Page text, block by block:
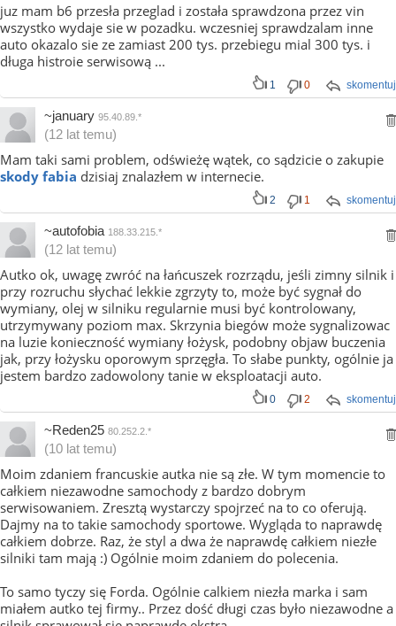
juz mam b6 przesła przeglad i została sprawdzona przez vin
wszystko wydaje sie w pozadku. wczesniej sprawdzalam inne
auto okazalo sie ze zamiast 200 tys. przebiegu mial 300 tys. i
długa histroie serwisową ...
skomentuj
1 0
~january 95.40.89.*
(12 lat temu)
Mam taki sami problem, odświeżę wątek, co sądzicie o zakupie
skody fabia dzisiaj znalazłem w internecie.
skomentuj
2 1
~autofobia 188.33.215.*
(12 lat temu)
Autko ok, uwagę zwróć na łańcuszek rozrządu, jeśli zimny silnik i
przy rozruchu słychać lekkie zgrzyty to, może być sygnał do
wymiany, olej w silniku regularnie musi być kontrolowany,
utrzymywany poziom max. Skrzynia biegów może sygnalizowac
na luzie konieczność wymiany łożysk, podobny objaw buczenia
jak, przy łożysku oporowym sprzęgła. To słabe punkty, ogólnie ja
jestem bardzo zadowolony tanie w eksploatacji auto.
skomentuj
0 2
~Reden25 80.252.2.*
(10 lat temu)
Moim zdaniem francuskie autka nie są złe. W tym momencie to
całkiem niezawodne samochody z bardzo dobrym
serwisowaniem. Zresztą wystarczy spojrzeć na to co oferują.
Dajmy na to takie samochody sportowe. Wygląda to naprawdę
całkiem dobrze. Raz, że styl a dwa że naprawdę całkiem niezłe
silniki tam mają :) Ogólnie moim zdaniem do polecenia.
To samo tyczy się Forda. Ogólnie calkiem niezła marka i sam
miałem autko tej firmy.. Przez dość długi czas było niezawodne a